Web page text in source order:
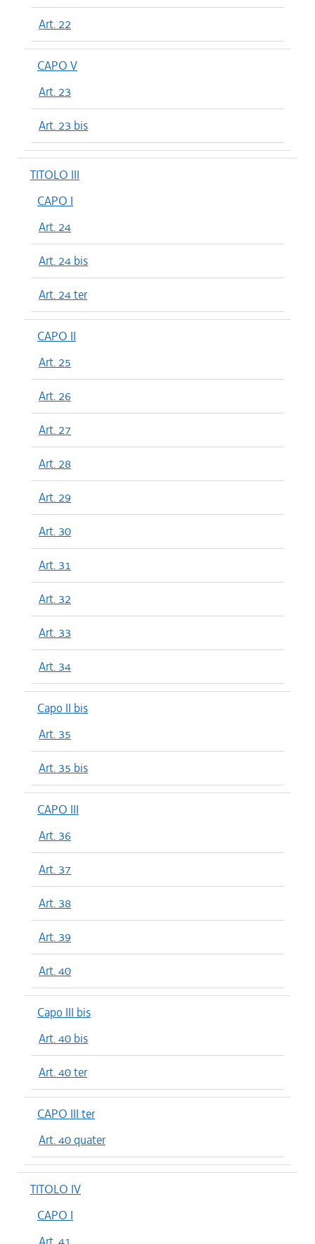
Art. 22
CAPO V
Art. 23
Art. 23 bis
TITOLO III
CAPO I
Art. 24
Art. 24 bis
Art. 24 ter
CAPO II
Art. 25
Art. 26
Art. 27
Art. 28
Art. 29
Art. 30
Art. 31
Art. 32
Art. 33
Art. 34
Capo II bis
Art. 35
Art. 35 bis
CAPO III
Art. 36
Art. 37
Art. 38
Art. 39
Art. 40
Capo III bis
Art. 40 bis
Art. 40 ter
CAPO III ter
Art. 40 quater
TITOLO IV
CAPO I